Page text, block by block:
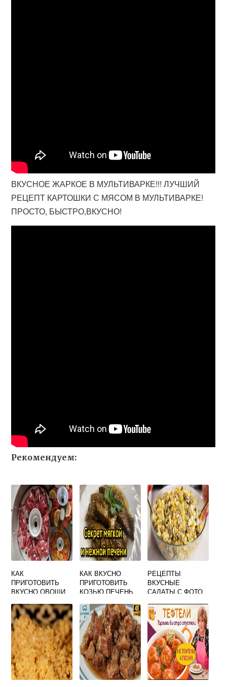
ВКУСНОЕ ЖАРКОЕ В МУЛЬТИВАРКЕ!!! ЛУЧШИЙ
РЕЦЕПТ КАРТОШКИ С МЯСОМ В МУЛЬТИВАРКЕ!
ПРОСТО, БЫСТРО,ВКУСНО!
Рекомендуем:
КАК
ПРИГОТОВИТЬ
ВКУСНО ОВОЩИ
КАК ВКУСНО
ПРИГОТОВИТЬ
КОЗЬЮ ПЕЧЕНЬ
РЕЦЕПТЫ
ВКУСНЫЕ
САЛАТЫ С ФОТО